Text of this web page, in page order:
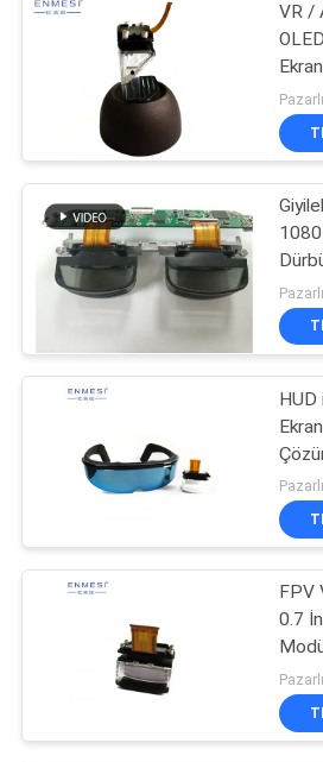
Mobil
Gözlükleri
FPV Drone
Gözlükleri
FPV Video
Gözlükleri
VR /
HUD
0.7
FPV
0.7